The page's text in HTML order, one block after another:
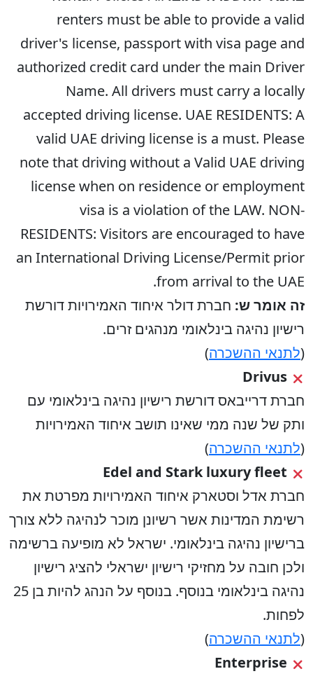
renters must be able to provide a valid
driver's license, passport with visa page and
authorized credit card under the main Driver
Name. All drivers must carry a locally
accepted driving license. UAE RESIDENTS: A
valid UAE driving license is a must. Please
note that driving without a Valid UAE driving
license when on residence or employment
visa is a violation of the LAW. NON-
RESIDENTS: Visitors are encouraged to have
an International Driving License/Permit prior
from arrival to the UAE.
זה אומר ש: חברת דולר איחוד האמירויות דורשת
רישיון נהיגה בינלאומי מנהגים זרים.
(לתנאי ההשכרה)
Drivus
חברת דרייבאס דורשת רישיון נהיגה בינלאומי עם
ותק של שנה ממי שאינו תושב איחוד האמירויות
(לתנאי ההשכרה)
Edel and Stark luxury fleet
חברת אדל וסטארק איחוד האמירויות מפרטת את
רשימת המדינות אשר רשיונן מוכר לנהיגה ללא צורך
ברישיון נהיגה בינלאומי. ישראל לא מופיעה ברשימה
ולכן חובה על מחזיקי רישיון ישראלי להציג רישיון
נהיגה בינלאומי בנוסף. בנוסף על הנהג להיות בן 25
לפחות.
(לתנאי ההשכרה)
Enterprise